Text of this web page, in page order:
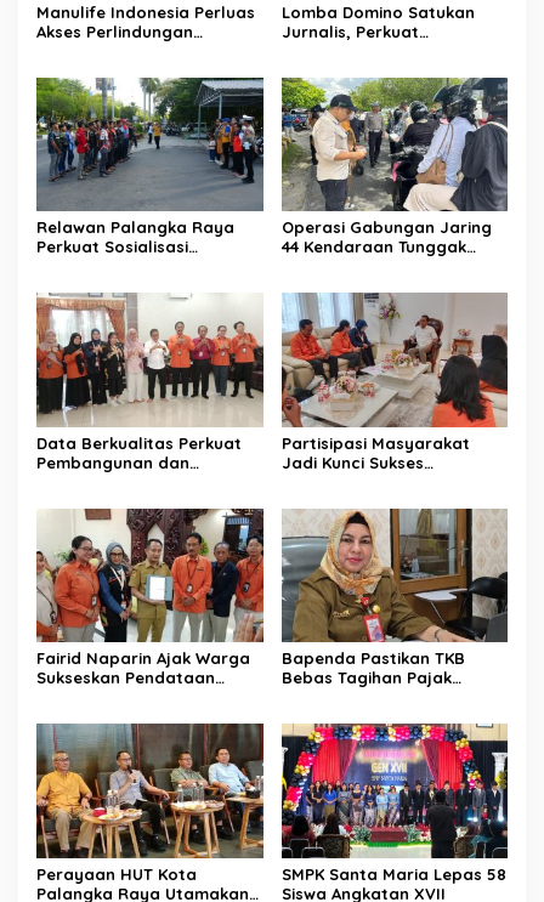
Manulife Indonesia Perluas
Akses Perlindungan
Lomba Domino Satukan
Jurnalis, Perkuat
Relawan Palangka Raya
Perkuat Sosialisasi
Operasi Gabungan Jaring
44 Kendaraan Tunggak
Data Berkualitas Perkuat
Pembangunan dan
Partisipasi Masyarakat
Jadi Kunci Sukses
Fairid Naparin Ajak Warga
Sukseskan Pendataan
Bapenda Pastikan TKB
Bebas Tagihan Pajak
Perayaan HUT Kota
Palangka Raya Utamakan
SMPK Santa Maria Lepas 58
Siswa Angkatan XVII